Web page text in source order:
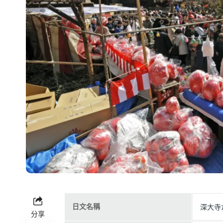
分享
日文名稱 深大寺